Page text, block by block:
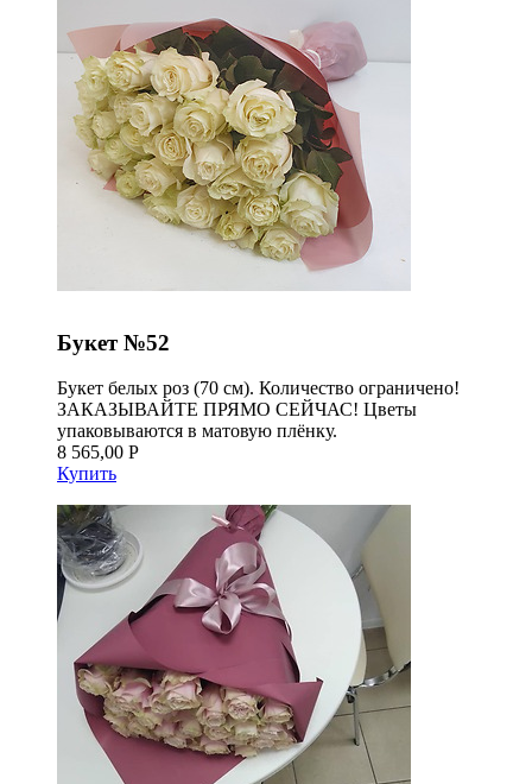
Букет №52
Букет белых роз (70 см). Количество ограничено!
ЗАКАЗЫВАЙТЕ ПРЯМО СЕЙЧАС! Цветы
упаковываются в матовую плёнку.
8 565,00 Р
Купить